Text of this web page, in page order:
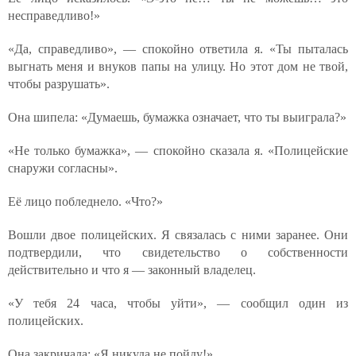
несправедливо!»
«Да, справедливо», — спокойно ответила я. «Ты пыталась
выгнать меня и внуков папы на улицу. Но этот дом не твой,
чтобы разрушать».
Она шипела: «Думаешь, бумажка означает, что ты выиграла?»
«Не только бумажка», — спокойно сказала я. «Полицейские
снаружи согласны».
Её лицо побледнело. «Что?»
Вошли двое полицейских. Я связалась с ними заранее. Они
подтвердили, что свидетельство о собственности
действительно и что я — законный владелец.
«У тебя 24 часа, чтобы уйти», — сообщил один из
полицейских.